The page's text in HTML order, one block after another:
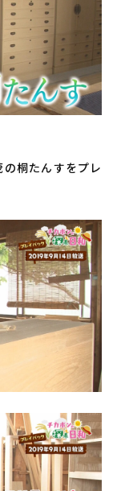
桐たんすをプレ